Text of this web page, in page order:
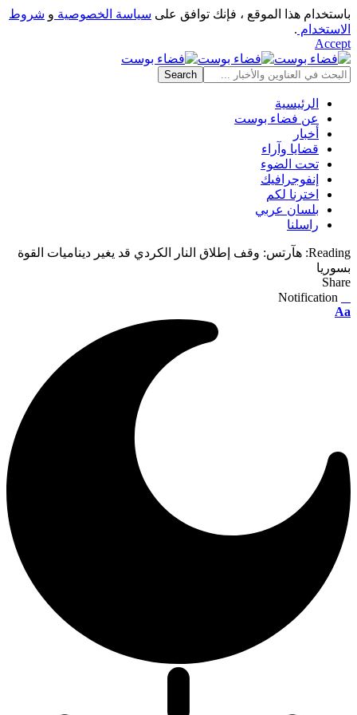
باستخدام هذا الموقع ، فإنك توافق على سياسة الخصوصية و شروط
الاستخدام .
Accept
الرئيسية
عن فضاء بوست
أخبار
قضايا وآراء
تحت الضوء
إنفوجرافيك
اخترنا لكم
بلسان عربي
راسلنا
Reading: هآرتس: وقف إطلاق النار الكردي قد يغير ديناميات القوة
بسوريا
Share
Notification
Font
Aa